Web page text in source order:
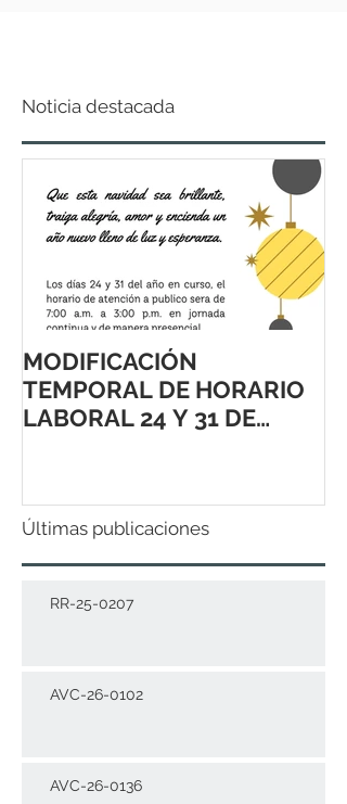
Noticia destacada
MODIFICACIÓN
TEMPORAL DE HORARIO
LABORAL 24 Y 31 DE
Últimas publicaciones
RR-25-0207
AVC-26-0102
AVC-26-0136